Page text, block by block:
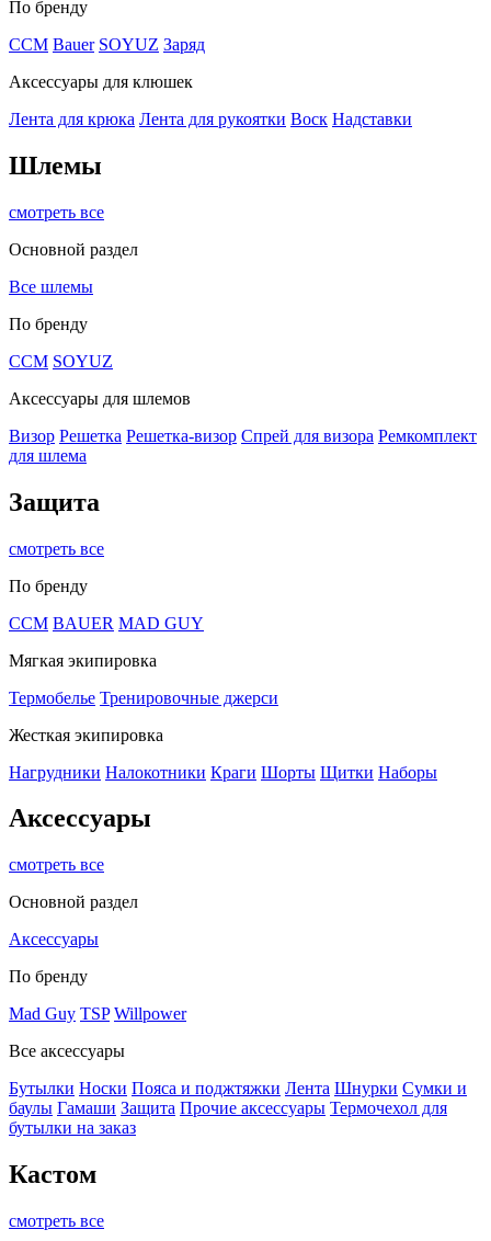
По бренду
CCM Bauer SOYUZ Заряд
Аксессуары для клюшек
Лента для крюка Лента для рукоятки Воск Надставки
Шлемы
смотреть все
Основной раздел
Все шлемы
По бренду
CCM SOYUZ
Аксессуары для шлемов
Визор Решетка Решетка-визор Спрей для визора Ремкомплект
для шлема
Защита
смотреть все
По бренду
CCM BAUER MAD GUY
Мягкая экипировка
Термобелье Тренировочные джерси
Жесткая экипировка
Нагрудники Налокотники Краги Шорты Щитки Наборы
Аксессуары
смотреть все
Основной раздел
Аксессуары
По бренду
Mad Guy TSP Willpower
Все аксессуары
Бутылки Носки Пояса и поджтяжки Лента Шнурки Сумки и
баулы Гамаши Защита Прочие аксессуары Термочехол для
бутылки на заказ
Кастом
смотреть все